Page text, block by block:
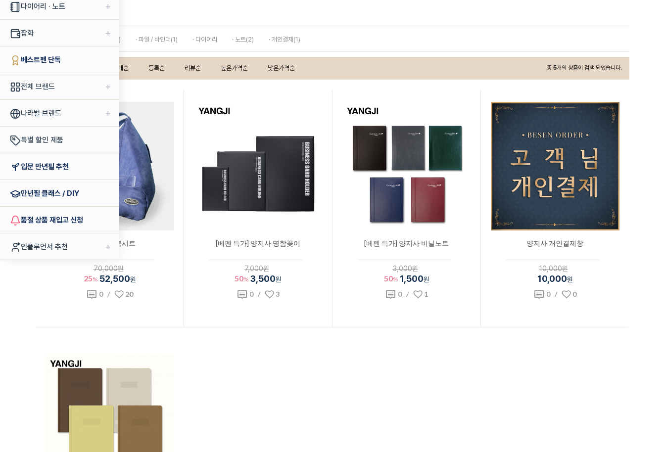
다이어리 · 노트 +
잡화 +
베스트펜 단독
전체 브랜드 +
나라별 브랜드 +
특별 할인 제품
입문 만년필 추천
만년필 클래스 / DIY
품절 상품 재입고 신청
인플루언서 추천 +
양지사
· 필통 / 펜 파우치 / 보관함(1) · 파일 / 바인더(1) · 다이어리 · 노트(2) · 개인결제(1)
총 5개의 상품이 검색 되었습니다.
판매순 등록순 리뷰순 높은가격순 낮은가격순
양지사 더 북시트
70,000원
25% 52,500원
0/ 20
[베펜 특가] 양지사 명함꽂이
7,000원
50% 3,500원
0/ 3
[베펜 특가] 양지사 비닐노트
3,000원
50% 1,500원
0/ 1
양지사 개인결제창
10,000원
10,000원
0/ 0